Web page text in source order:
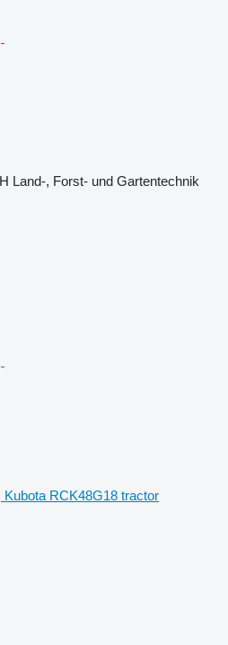
Land-, Forst- und Gartentechnik
Kubota RCK48G18 tractor